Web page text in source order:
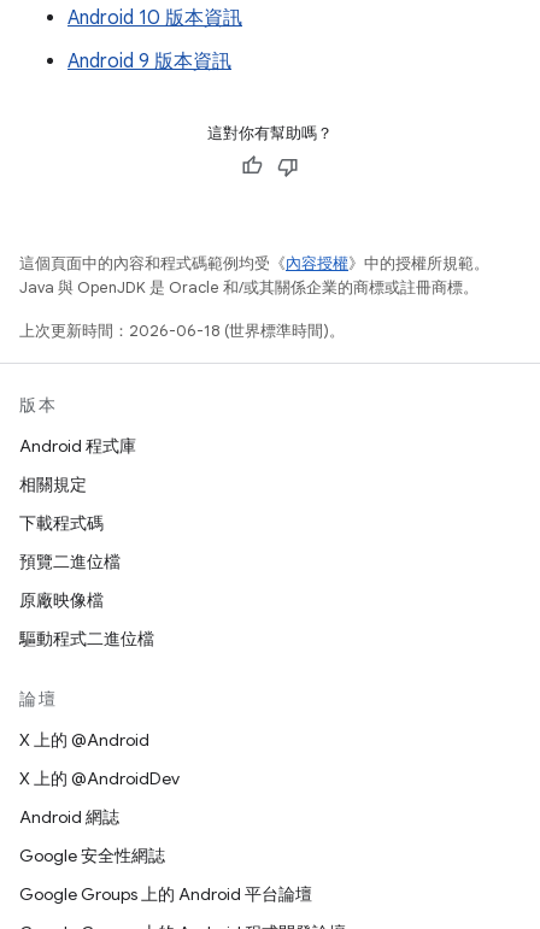
Android 10 版本資訊
Android 9 版本資訊
這對你有幫助嗎？
這個頁面中的內容和程式碼範例均受《內容授權》中的授權所規範。
Java 與 OpenJDK 是 Oracle 和/或其關係企業的商標或註冊商標。
上次更新時間：2026-06-18 (世界標準時間)。
版本
Android 程式庫
相關規定
下載程式碼
預覽二進位檔
原廠映像檔
驅動程式二進位檔
論壇
X 上的 @Android
X 上的 @AndroidDev
Android 網誌
Google 安全性網誌
Google Groups 上的 Android 平台論壇